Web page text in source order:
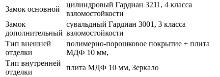
Замок основной
цилиндровый Гардиан 3211, 4 класса
взломостойкости
Замок
дополнительный
сувальдный Гардиан 3001, 3 класса
взломостойкости
Тип внешней
отделки
полимерно-порошковое покрытие + плита
МДФ 10 мм,
Тип внутренней
отделки
плита МДФ 10 мм, Зеркало